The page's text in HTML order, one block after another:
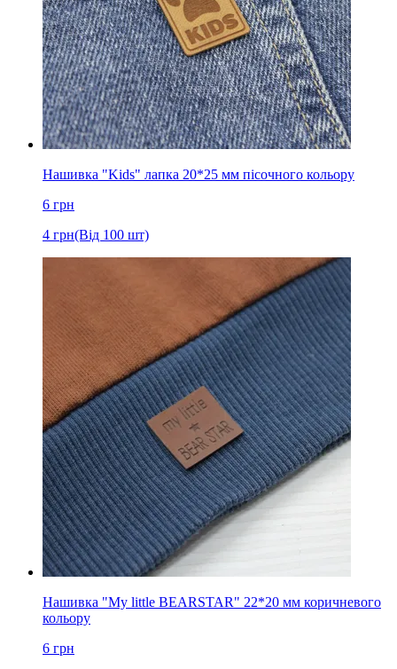
Нашивка "Kids" лапка 20*25 мм пісочного кольору
6 грн
4 грн(Від 100 шт)
Нашивка "My little BEARSTAR" 22*20 мм коричневого
кольору
6 грн